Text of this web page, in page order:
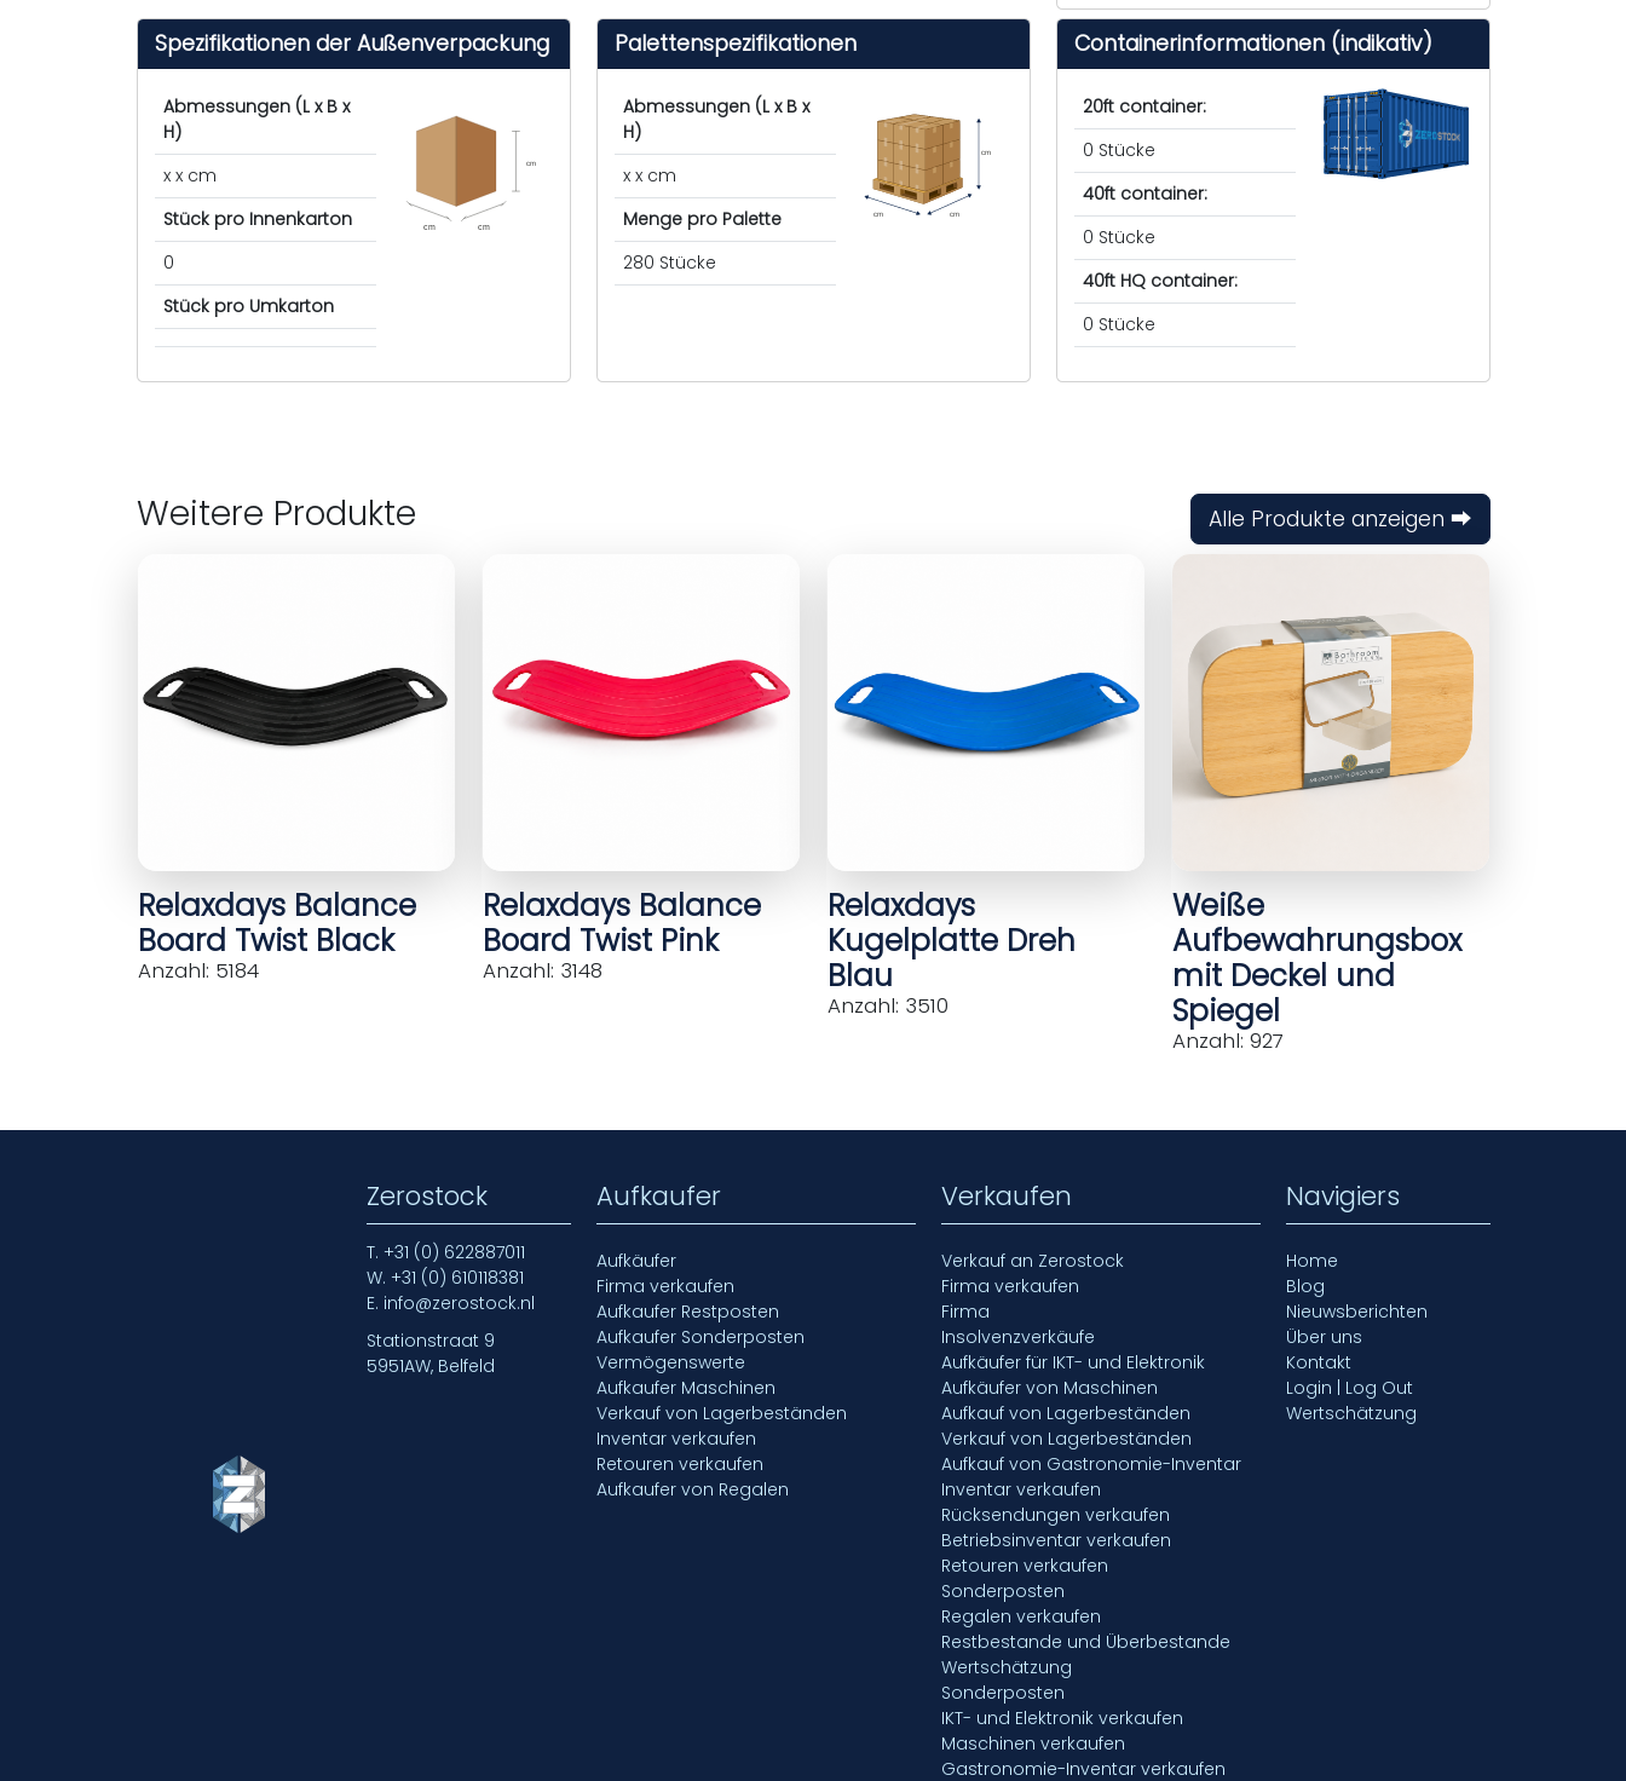
Spezifikationen der Außenverpackung
Abmessungen (L x B x
H)
x x cm
Stück pro Innenkarton
0
Stück pro Umkarton
cm cm
cm
Palettenspezifikationen
Abmessungen (L x B x
H)
x x cm
Menge pro Palette
280 Stücke
cm cm
cm
Containerinformationen (indikativ)
20ft container:
0 Stücke
40ft container:
0 Stücke
40ft HQ container:
0 Stücke
Weitere Produkte Alle Produkte anzeigen ⮕
Relaxdays Balance
Board Twist Black
Anzahl: 5184
Relaxdays Balance
Board Twist Pink
Anzahl: 3148
Relaxdays
Kugelplatte Dreh
Blau
Anzahl: 3510
Weiße
Aufbewahrungsbox
mit Deckel und
Spiegel
Anzahl: 927
Zerostock
T. +31 (0) 622887011
W. +31 (0) 610118381
E. info@zerostock.nl
Stationstraat 9
5951AW, Belfeld
Aufkaufer
Aufkäufer
Firma verkaufen
Aufkaufer Restposten
Aufkaufer Sonderposten
Vermögenswerte
Aufkaufer Maschinen
Verkauf von Lagerbeständen
Inventar verkaufen
Retouren verkaufen
Aufkaufer von Regalen
Verkaufen
Verkauf an Zerostock
Firma verkaufen
Firma
Insolvenzverkäufe
Aufkäufer für IKT- und Elektronik
Aufkäufer von Maschinen
Aufkauf von Lagerbeständen
Verkauf von Lagerbeständen
Aufkauf von Gastronomie-Inventar
Inventar verkaufen
Rücksendungen verkaufen
Betriebsinventar verkaufen
Retouren verkaufen
Sonderposten
Regalen verkaufen
Restbestande und Überbestande
Wertschätzung
Sonderposten
IKT- und Elektronik verkaufen
Maschinen verkaufen
Gastronomie-Inventar verkaufen
Navigiers
Home
Blog
Nieuwsberichten
Über uns
Kontakt
Login | Log Out
Wertschätzung